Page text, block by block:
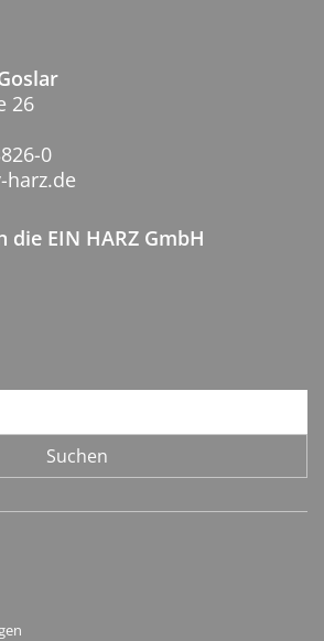
26
0
harz.de
EIN HARZ GmbH
Suchen